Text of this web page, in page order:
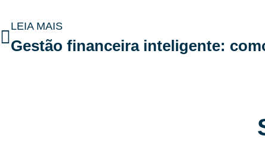
LEIA MAIS